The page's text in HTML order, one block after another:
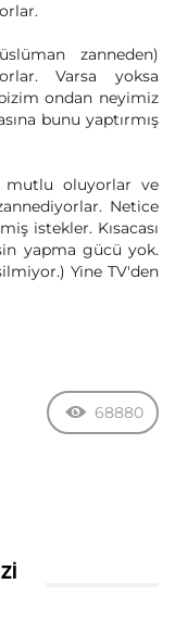
zanneden)
Varsa yoksa
ondan neyimiz
bunu yaptırmış
mutlu oluyorlar ve
Netice
istekler. Kısacası
yapma gücü yok.
Yine TV'den
68880